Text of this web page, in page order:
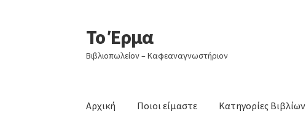
Απευθείας
μετάβαση
στην
Μετάβαση
σε
περιεχόμενο
Το Έρμα
Βιβλιοπωλείον – Καφεαναγνωστήριον
Αρχική Ποιοι είμαστε Κατηγορίες Βιβλίων